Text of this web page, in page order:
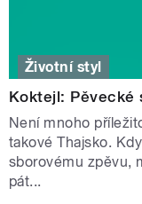
Životní styl
Koktejl: Pěvecké
Není mnoho
takové Thajsko.
sborovému zpěvu,
pát...